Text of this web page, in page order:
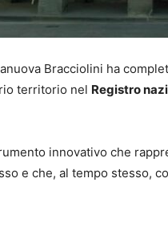
Bracciolini ha
territorio nel Registro
innovativo che
e che, al tempo stesso,